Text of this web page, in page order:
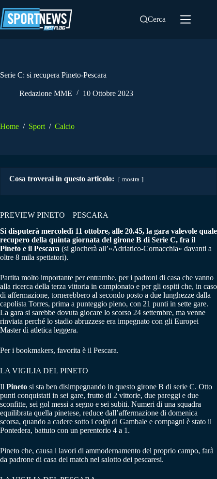
al
contenuto
Cerca
Serie C: si recupera Pineto-Pescara
Redazione MME 10 Ottobre 2023
Home / Sport / Calcio
Cosa troverai in questo articolo: mostra
PREVIEW PINETO – PESCARA
Si disputerà mercoledì 11 ottobre, alle 20.45, la gara valevole quale
recupero della quinta giornata del girone B di Serie C, fra il
Pineto e il Pescara (si giocherà all’«Adriatico-Cornacchia» davanti a
oltre 8 mila spettatori).
Partita molto importante per entrambe, per i padroni di casa che vanno
alla ricerca della terza vittoria in campionato e per gli ospiti che, in caso
di affermazione, tornerebbero al secondo posto a due lunghezze dalla
capolista Torres, prima a punteggio pieno, con 21 punti in sette gare.
La gara si sarebbe dovuta giocare lo scorso 24 settembre, ma venne
rinviata perché lo stadio abruzzese era impegnato con gli Europei
Master di atletica leggera.
Per i bookmakers, favorita è il Pescara.
LA VIGILIA DEL PINETO
Il Pineto si sta ben disimpegnando in questo girone B di serie C. Otto
punti conquistati in sei gare, frutto di 2 vittorie, due pareggi e due
sconfitte, sei gol messi a segno e sei subiti. Numeri di una squadra
equilibrata quella pinetese, reduce dall’affermazione di domenica
scorsa, quando a cadere sotto i colpi di Gambale e compagni è stato il
Pontedera, battuto con un perentorio 4 a 1.
Pineto che, causa i lavori di ammodernamento del proprio campo, farà
da padrone di casa del match nel salotto dei pescaresi.